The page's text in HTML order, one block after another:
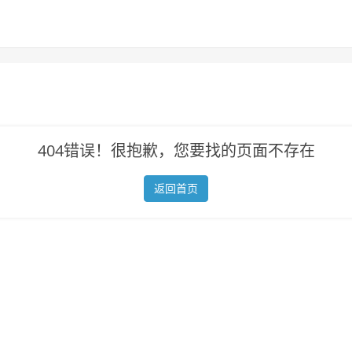
404错误！很抱歉，您要找的页面不存在
返回首页